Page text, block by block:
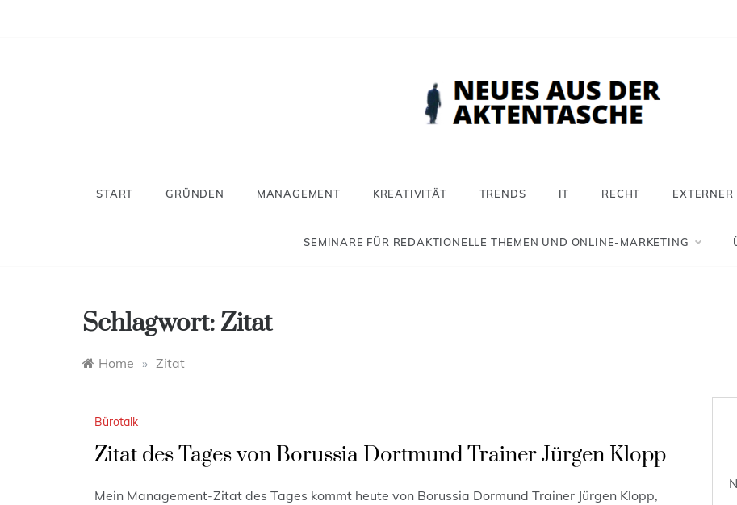
START GRÜNDEN MANAGEMENT KREATIVITÄT TRENDS IT RECHT
SEMINARE FÜR REDAKTIONELLE THEMEN UND ONLINE-MARKETING
Schlagwort: Zitat
Home » Zitat
Bürotalk
Zitat des Tages von Borussia Dortmund Trainer Jürgen Klopp
Mein Management-Zitat des Tages kommt heute von Borussia Dormund Trainer Jürgen Klopp,